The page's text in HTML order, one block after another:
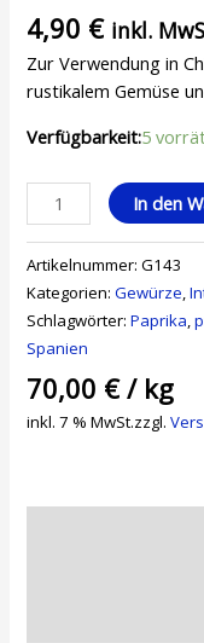
4,90 € inkl.
Zur Verwendung in
rustikalem Gemüse
Verfügbarkeit:5
In den
Artikelnummer:G143
Kategorien:Gewürze,
Schlagwörter:Paprika,
Spanien
70,00 €/ kg
inkl. 7 % MwSt.zzgl.